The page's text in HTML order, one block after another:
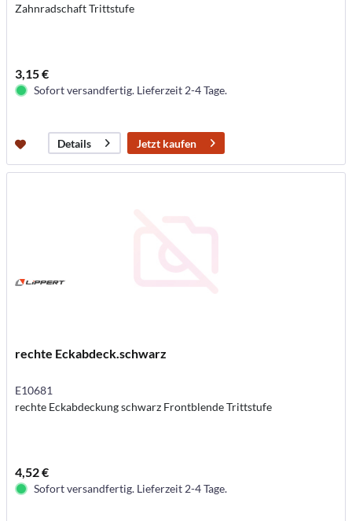
Zahnradschaft Trittstufe
3,15 €
Sofort versandfertig. Lieferzeit 2-4 Tage.
Details Jetzt kaufen
rechte Eckabdeck.schwarz
E10681
rechte Eckabdeckung schwarz Frontblende Trittstufe
4,52 €
Sofort versandfertig. Lieferzeit 2-4 Tage.